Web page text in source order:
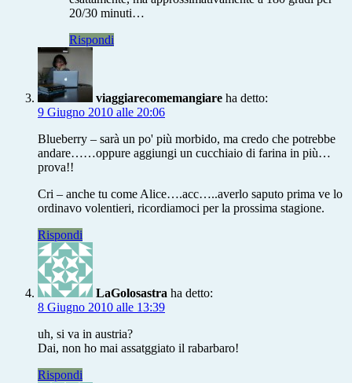
20/30 minuti…
Rispondi
viaggiarecomemangiare ha detto:
9 Giugno 2010 alle 20:06
Blueberry – sarà un po' più morbido, ma credo che potrebbe
andare……oppure aggiungi un cucchiaio di farina in più…
prova!!
Cri – anche tu come Alice….acc…..averlo saputo prima ve lo
ordinavo volentieri, ricordiamoci per la prossima stagione.
Rispondi
LaGolosastra ha detto:
8 Giugno 2010 alle 13:39
uh, si va in austria?
Dai, non ho mai assatggiato il rabarbaro!
Rispondi